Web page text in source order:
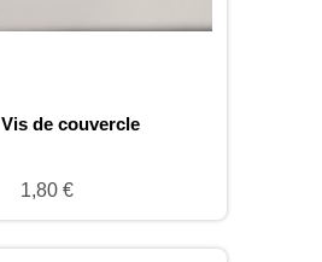
Vis de couvercle
1,80 €